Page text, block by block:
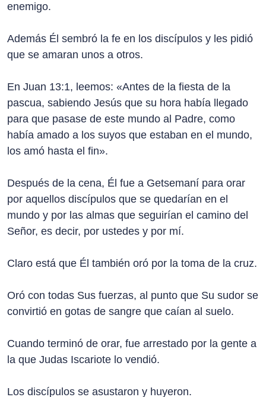
enemigo.
Además Él sembró la fe en los discípulos y les pidió
que se amaran unos a otros.
En Juan 13:1, leemos: «Antes de la fiesta de la
pascua, sabiendo Jesús que su hora había llegado
para que pasase de este mundo al Padre, como
había amado a los suyos que estaban en el mundo,
los amó hasta el fin».
Después de la cena, Él fue a Getsemaní para orar
por aquellos discípulos que se quedarían en el
mundo y por las almas que seguirían el camino del
Señor, es decir, por ustedes y por mí.
Claro está que Él también oró por la toma de la cruz.
Oró con todas Sus fuerzas, al punto que Su sudor se
convirtió en gotas de sangre que caían al suelo.
Cuando terminó de orar, fue arrestado por la gente a
la que Judas Iscariote lo vendió.
Los discípulos se asustaron y huyeron.